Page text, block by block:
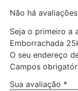
Não há
Seja o primeiro a
Emborrachada
O seu endereço
Campos
Sua avaliação *